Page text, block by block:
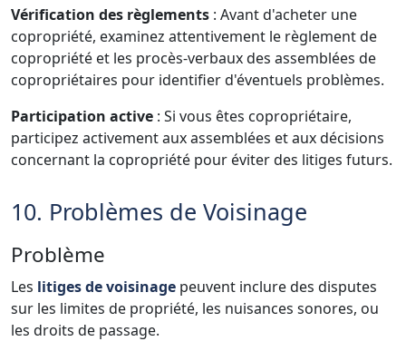
Vérification des règlements : Avant d'acheter une
copropriété, examinez attentivement le règlement de
copropriété et les procès-verbaux des assemblées de
copropriétaires pour identifier d'éventuels problèmes.
Participation active : Si vous êtes copropriétaire,
participez activement aux assemblées et aux décisions
concernant la copropriété pour éviter des litiges futurs.
10. Problèmes de Voisinage
Problème
Les litiges de voisinage peuvent inclure des disputes
sur les limites de propriété, les nuisances sonores, ou
les droits de passage.